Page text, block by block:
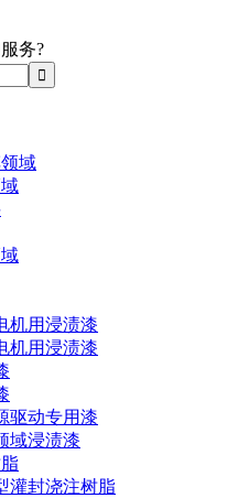
务?
域
机用浸渍漆
机用浸渍漆
驱动专用漆
域浸渍漆
灌封浇注树脂